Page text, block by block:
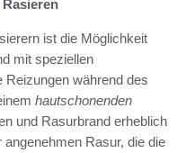
ist die Möglichkeit
mit speziellen
Reizungen während des
hautschonenden
und Rasurbrand erheblich
Rasur, die die